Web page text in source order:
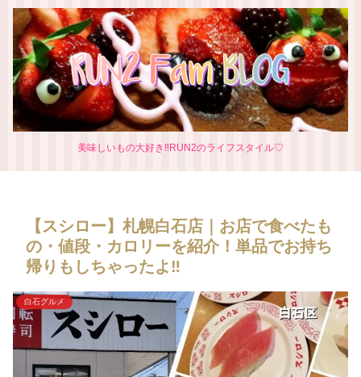
美味しいもの大好き‼RUN2のライフスタイル♡
【スシロー】札幌白石店｜お店で食べたも
の・値段・カロリーを紹介！単品でお持ち
帰りもしちゃったよ‼
白石グルメ